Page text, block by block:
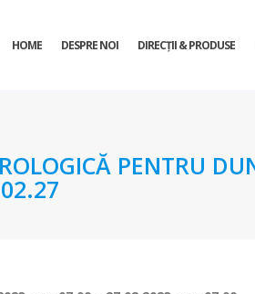
HOME DESPRE NOI DIRECŢII & PRODUSE
PENTRU